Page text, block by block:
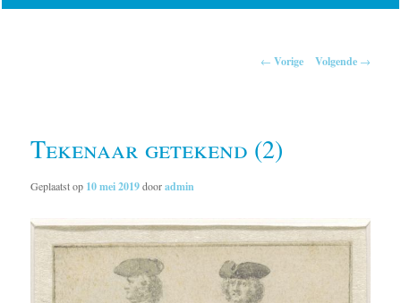
← Vorige Volgende →
Tekenaar getekend (2)
Geplaatst op 10 mei 2019dooradmin